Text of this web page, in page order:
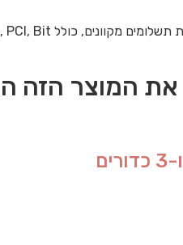
המוצר הזה